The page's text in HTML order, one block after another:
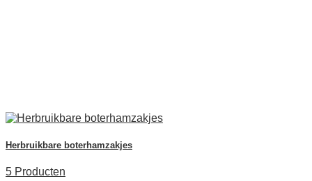
Herbruikbare boterhamzakjes
5 Producten